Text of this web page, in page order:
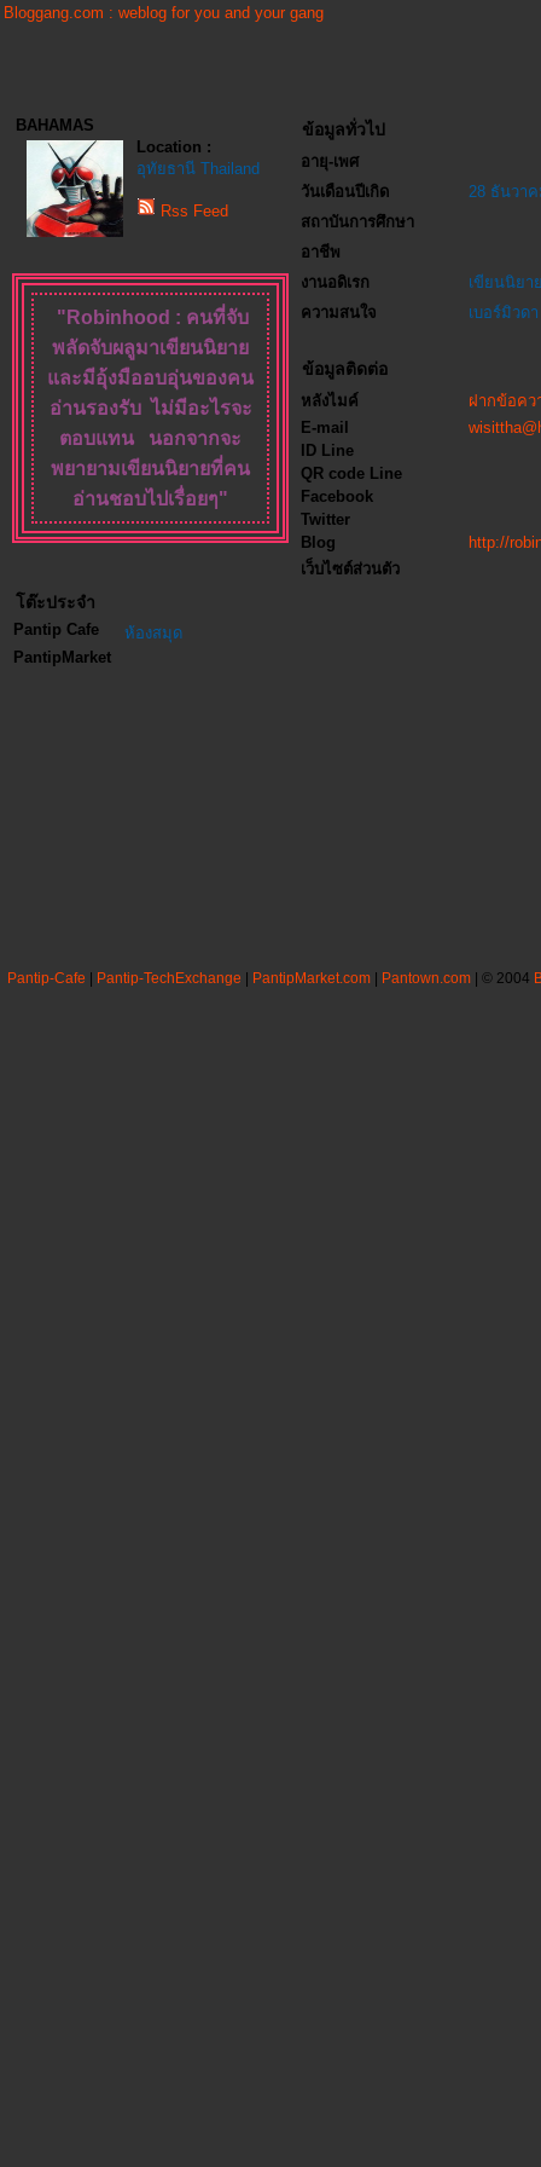
Bloggang.com : weblog for you and your gang
BAHAMAS
Location :
อุทัยธานี Thailand
Rss Feed
"Robinhood : คนที่จับ
พลัดจับผลูมาเขียนนิยาย
และมีอุ้งมืออบอุ่นของคน
อ่านรองรับ ไม่มีอะไรจะ
ตอบแทน นอกจากจะ
พยายามเขียนนิยายที่คน
อ่านชอบไปเรื่อยๆ"
โต๊ะประจำ
Pantip Cafe
ห้องสมุด
PantipMarket
ข้อมูลทั่วไป
อายุ-เพศ
วันเดือนปีเกิด
28 ธันวา
สถาบันการศึกษา
อาชีพ
งานอดิเรก
เขียนนิยา
ความสนใจ
เบอร์มิวดา
ข้อมูลติดต่อ
หลังไมค์
ฝากข้อคว
E-mail
ID Line
QR code Line
Facebook
Twitter
Blog
http://
เว็บไซต์ส่วนตัว
Pantip-Cafe Pantip-TechExchange PantipMarket.com Pantown.com | © 2004